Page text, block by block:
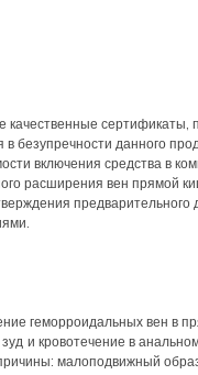
качественные сертификаты,
безупречности данного
включения средства в
расширения вен прямой
предварительного
геморроидальных вен в
и кровотечение в
малоподвижный